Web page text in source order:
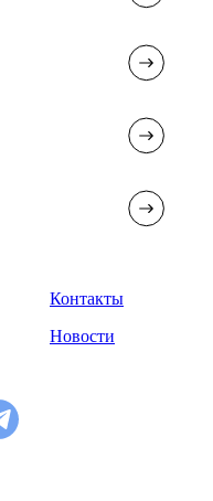
Контакты
Новости